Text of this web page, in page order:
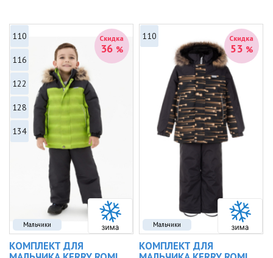
Мальчики
Скидка
36 %
110
116
122
128
134
КОМПЛЕКТ ДЛЯ
Мальчики
Скидка
53 %
110
КОМПЛЕКТ ДЛЯ